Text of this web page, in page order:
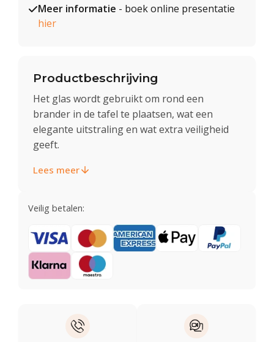
Meer informatie - boek online presentatie
hier
Productbeschrijving
Het glas wordt gebruikt om rond een
brander in de tafel te plaatsen, wat een
elegante uitstraling en wat extra veiligheid
geeft.
Lees meer
Veilig betalen: